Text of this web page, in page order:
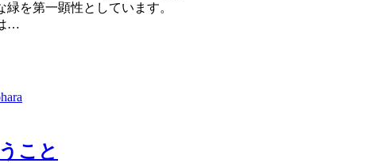
緑を第一顕性としています。
…
こと